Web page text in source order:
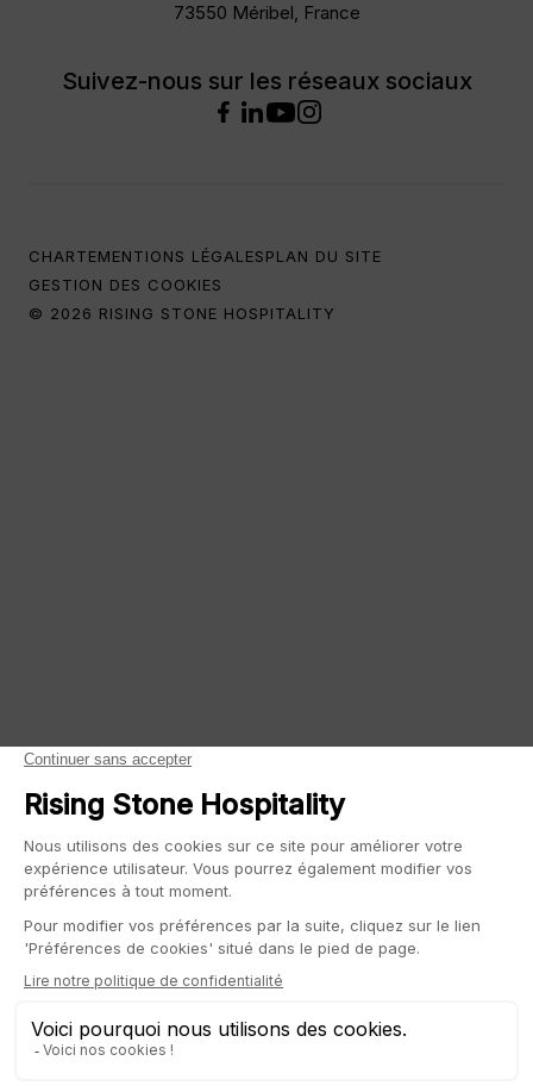
73550 Méribel, France
Suivez-nous sur les réseaux sociaux
© 2026 RISING STONE HOSPITALITY
CHARTEMENTIONS LÉGALESPLAN DU SITE
GESTION DES COOKIES